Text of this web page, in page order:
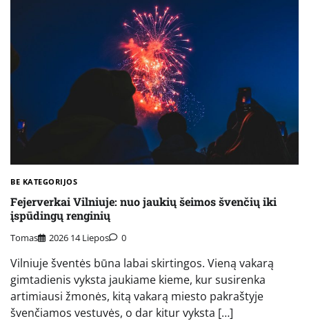
BE KATEGORIJOS
Fejerverkai Vilniuje: nuo jaukių šeimos švenčių iki
įspūdingų renginių
Tomas 2026 14 Liepos 0
Vilniuje šventės būna labai skirtingos. Vieną vakarą
gimtadienis vyksta jaukiame kieme, kur susirenka
artimiausi žmonės, kitą vakarą miesto pakraštyje
švenčiamos vestuvės, o dar kitur vyksta […]